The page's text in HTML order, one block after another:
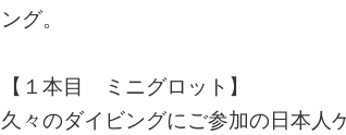
ング。
【１本目 ミニグロット】
久々のダイビングにご参加の日本人